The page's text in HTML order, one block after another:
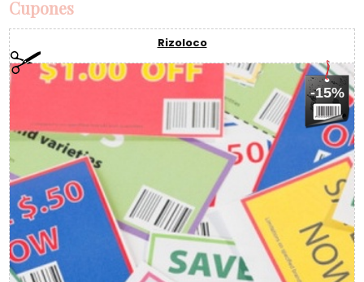
Cupones
Rizoloco
-15%